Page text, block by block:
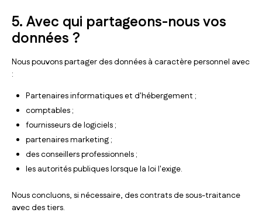
5. Avec qui partageons-nous vos
données ?
Nous pouvons partager des données à caractère personnel avec
:
Partenaires informatiques et d'hébergement ;
comptables ;
fournisseurs de logiciels ;
partenaires marketing ;
des conseillers professionnels ;
les autorités publiques lorsque la loi l'exige.
Nous concluons, si nécessaire, des contrats de sous-traitance
avec des tiers.